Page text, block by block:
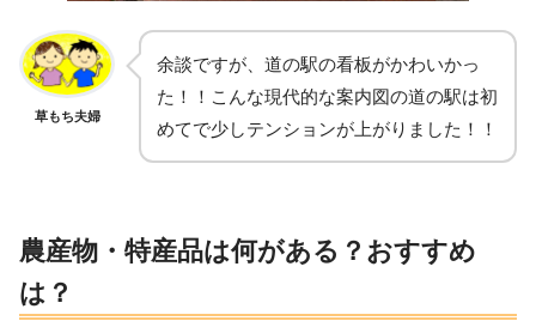
草もち夫婦
余談ですが、道の駅の看板がかわいかっ
た！！こんな現代的な案内図の道の駅は初
めてで少しテンションが上がりました！！
農産物・特産品は何がある？おすすめ
は？